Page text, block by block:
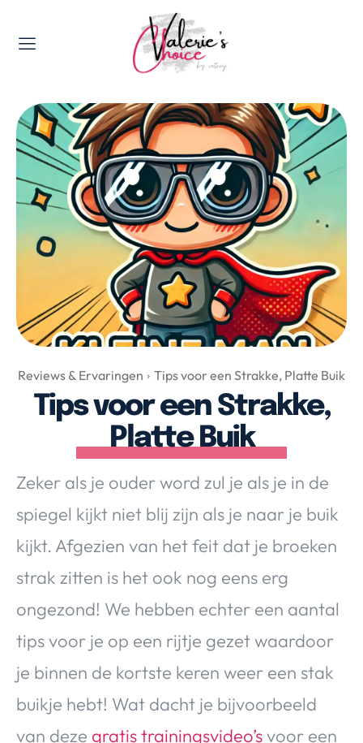
Valerie's Topics
Travel & Culture
Food & Drinks
Happyness & Opmerkelijk
Lifestyle, Sport & Duurzaamheid
Gadgets & Tech
Top 5 van Valerie
Health & Beauty
Huis & Tuin
Nieuws & Media
Over Valerie
Over Valerie
De Top 5
VALERIE'S CHOICE
Food & Drinks Health & Beauty Gadgets
Huis & Tuin
Travel
Lifestyle
Reviews & Ervaringen Tips voor een Strakke, Platte Buik
Tips voor een Strakke,
Platte Buik
Zeker als je ouder word zul je als je in de
spiegel kijkt niet blij zijn als je naar je buik
kijkt. Afgezien van het feit dat je broeken
strak zitten is het ook nog eens erg
ongezond! We hebben echter een aantal
tips voor je op een rijtje gezet waardoor
je binnen de kortste keren weer een stak
buikje hebt! Wat dacht je bijvoorbeeld
van deze gratis trainingsvideo’svoor een